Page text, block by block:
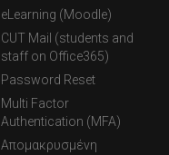
eLearning (Moodle)
CUT Mail (students and
staff on Office365)
Password Reset
Multi Factor
Authentication (MFA)
Απομακρυσμένη